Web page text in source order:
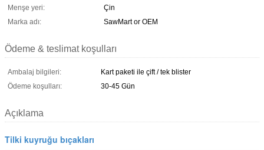
Menşe yeri:
Çin
Marka adı:
SawMart or OEM
Ödeme & teslimat koşulları
Ambalaj bilgileri:
Kart paketi ile çift / tek blister
Ödeme koşulları:
30-45 Gün
Açıklama
Tilki kuyruğu bıçakları